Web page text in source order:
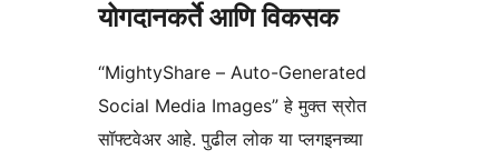
योगदानकर्ते आणि विकसक
“MightyShare – Auto-Generated
Social Media Images” हे मुक्त स्रोत
सॉफ्टवेअर आहे. पुढील लोक या प्लगइनच्या